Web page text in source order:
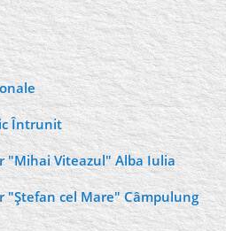
Întrunit
"Mihai Viteazul" Alba Iulia
"Ştefan cel Mare" Câmpulung